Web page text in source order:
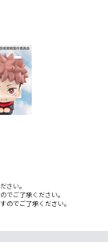
さい。
でご了承ください。
のでご了承ください。